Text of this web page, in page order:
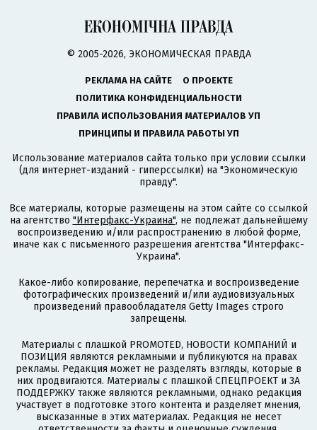
© 2005-2026, ЭКОНОМИЧЕСКАЯ ПРАВДА
РЕКЛАМА НА САЙТЕ
О ПРОЕКТЕ
ПОЛИТИКА КОНФИДЕНЦИАЛЬНОСТИ
ПРАВИЛА ИСПОЛЬЗОВАНИЯ МАТЕРИАЛОВ УП
ПРИНЦИПЫ И ПРАВИЛА РАБОТЫ УП
Использование материалов сайта только при условии ссылки
(для интернет-изданий - гиперссылки) на "Экономическую
правду".
Все материалы, которые размещены на этом сайте со ссылкой
на агентство "Интерфакс-Украина", не подлежат дальнейшему
воспроизведению и/или распространению в любой форме,
иначе как с письменного разрешения агентства "Интерфакс-
Украина".
Какое-либо копирование, перепечатка и воспроизведение
фотографических произведений и/или аудиовизуальных
произведений правообладателя Getty Images строго
запрещены.
Материалы с плашкой PROMOTED, НОВОСТИ КОМПАНИЙ и
ПОЗИЦИЯ являются рекламными и публикуются на правах
рекламы. Редакция может не разделять взгляды, которые в
них продвигаются. Материалы с плашкой СПЕЦПРОЕКТ и ЗА
ПОДДЕРЖКУ также являются рекламными, однако редакция
участвует в подготовке этого контента и разделяет мнения,
высказанные в этих материалах. Редакция не несет